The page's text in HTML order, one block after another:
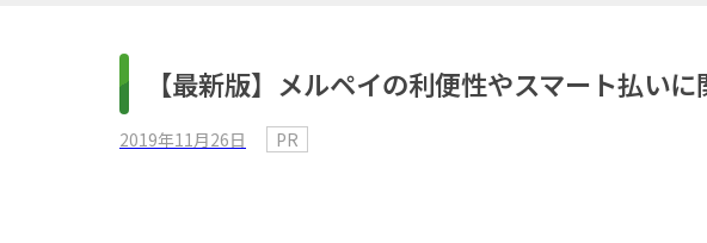
【最新版】メルペイの利便性やスマート払い
2019年11月26日 PR